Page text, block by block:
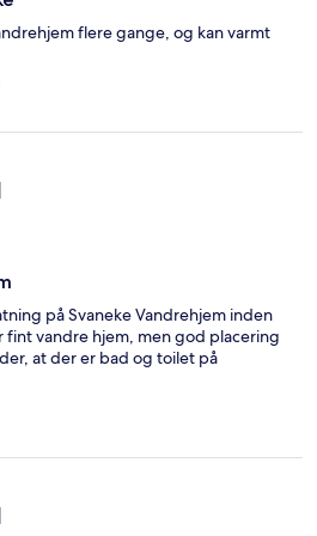
flere gange, og kan varmt
på Svaneke Vandrehjem inden
fint vandre hjem, men god placering
at der er bad og toilet på